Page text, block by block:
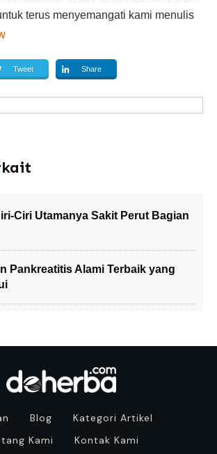
terus menyemangati kami menulis
Tweet Share
Ciri Utamanya Sakit Perut Bagian
Pankreatitis Alami Terbaik yang
Blog
Kategori Artikel
Kami
Kontak Kami